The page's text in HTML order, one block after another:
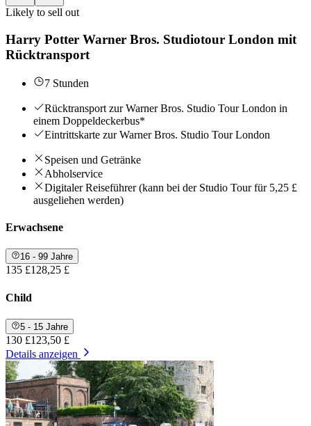
Likely to sell out
Harry Potter Warner Bros. Studiotour London mit
Rücktransport
7 Stunden
Rücktransport zur Warner Bros. Studio Tour London in
einem Doppeldeckerbus*
Eintrittskarte zur Warner Bros. Studio Tour London
Speisen und Getränke
Abholservice
Digitaler Reiseführer (kann bei der Studio Tour für 5,25 £
ausgeliehen werden)
Erwachsene
16 - 99 Jahre
135 £128,25 £
Child
5 - 15 Jahre
130 £123,50 £
Details anzeigen